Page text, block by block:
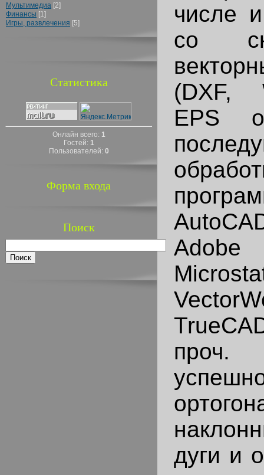
Мультимедиа [2]
Финансы [1]
Игры, развлечения [5]
Статистика
Онлайн всего: 1
Гостей: 1
Пользователей: 0
Форма входа
Поиск
числе
со
(DXF,
EPS
проч.
дуги и